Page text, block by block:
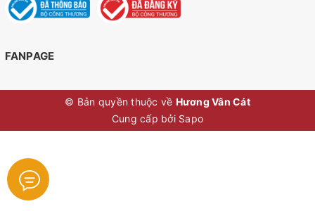
FANPAGE
© Bản quyền thuộc về Hương Vân Cát
Cung cấp bởi Sapo